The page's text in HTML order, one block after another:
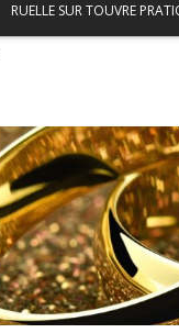
RUELLE SUR TOUVRE